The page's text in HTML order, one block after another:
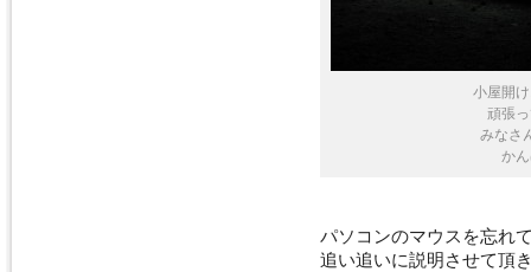
小屋開
頑張
みなさ
か
パソコンのマウスを忘れ
追い追いに説明させて頂